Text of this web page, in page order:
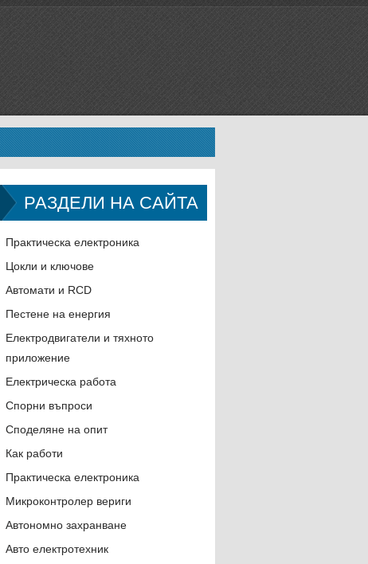
РАЗДЕЛИ НА САЙТА
Практическа електроника
Цокли и ключове
Автомати и RCD
Пестене на енергия
Електродвигатели и тяхното
приложение
Електрическа работа
Спорни въпроси
Споделяне на опит
Как работи
Практическа електроника
Микроконтролер вериги
Автономно захранване
Авто електротехник